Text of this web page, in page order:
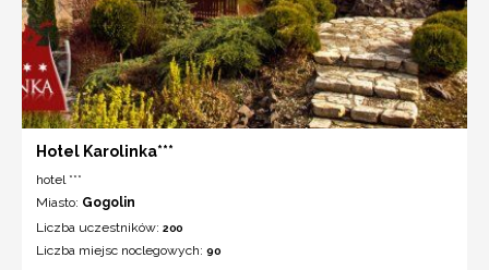
Hotel Karolinka***
hotel ***
Miasto: Gogolin
Liczba uczestników: 200
Liczba miejsc noclegowych: 90